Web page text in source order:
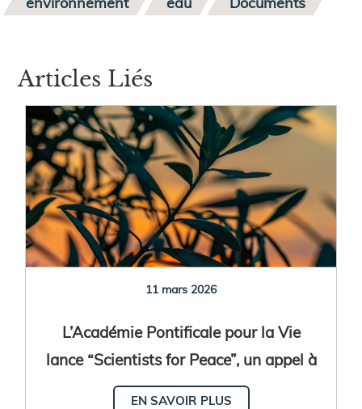
Articles Liés
11 mars 2026
L’Académie Pontificale pour la Vie
lance “Scientists for Peace”, un appel à
des actions concrètes pour la paix
EN SAVOIR PLUS